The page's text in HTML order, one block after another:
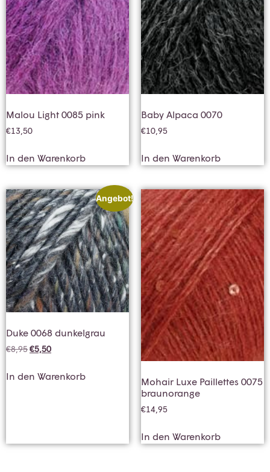
Malou Light 0085 pink
€13,50
In den Warenkorb
Baby Alpaca 0070
€10,95
In den Warenkorb
Angebot!
Duke 0068 dunkelgrau
€8,95€5,50
In den Warenkorb
Mohair Luxe Paillettes 0075
braunorange
€14,95
In den Warenkorb